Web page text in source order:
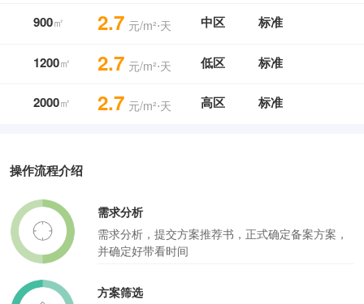
900㎡ 2.7 元/m²⋅天 中区 标准
1200㎡ 2.7 元/m²⋅天 低区 标准
2000㎡ 2.7 元/m²⋅天 高区 标准
操作流程介绍
需求分析
需求分析，提交方案推荐书，正式确定备案方案，
并确定好带看时间
方案筛选